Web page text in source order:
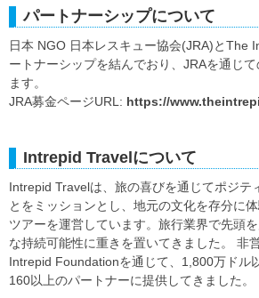
パートナーシップについて
日本 NGO 日本レスキュー協会(JRA)とThe
ートナーシップを結んでおり、JRAを通じ
ます。
JRA募金ページURL: https://
Intrepid Travelについて
Intrepid Travelは、旅の喜びを通じてポジテ
とをミッションとし、地元の文化を存分に
ツアーを運営しています。旅行業界で先頭
な持続可能性に重きを置いてきました。 非
Intrepid Foundationを通じて、1,800万ドル
160以上のパートナーに提供してきました。